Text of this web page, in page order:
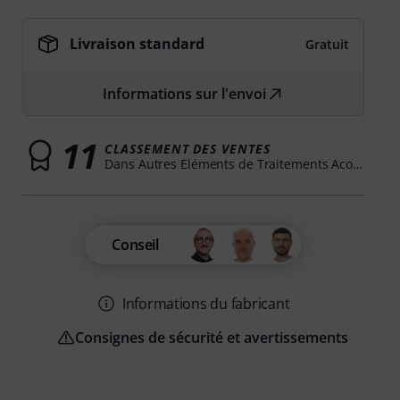
Livraison standard Gratuit
Informations sur l'envoi
11 CLASSEMENT DES VENTES
Dans Autres Eléments de Traitements Acoustique
Conseil
Informations du fabricant
Consignes de sécurité et avertissements